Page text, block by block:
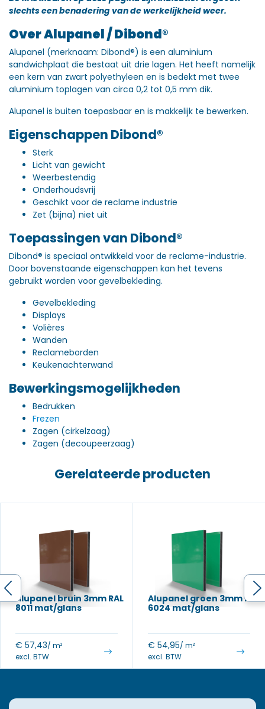
slechts een benadering van de werkelijkheid weer.
Over Alupanel / Dibond®
Alupanel (merknaam: Dibond®) is een aluminium
sandwichplaat die bestaat uit drie lagen. Het heeft namelijk
een kern van zwart polyethyleen en is bedekt met twee
aluminium toplagen van circa 0,2 tot 0,5 mm dik.
Alupanel is buiten toepasbaar en is makkelijk te bewerken.
Eigenschappen Dibond®
Sterk
Licht van gewicht
Weerbestendig
Onderhoudsvrij
Geschikt voor de reclame industrie
Zet (bijna) niet uit
Toepassingen van Dibond®
Dibond® is speciaal ontwikkeld voor de reclame-industrie.
Door bovenstaande eigenschappen kan het tevens
gebruikt worden voor gevelbekleding.
Gevelbekleding
Displays
Volières
Wanden
Reclameborden
Keukenachterwand
Bewerkingsmogelijkheden
Bedrukken
Frezen
Zagen (cirkelzaag)
Zagen (decoupeerzaag)
Gerelateerde producten
Alupanel bruin 3mm RAL
8011 mat/glans
€ 57,43/ m²
excl. BTW
Alupanel groen 3mm RAL
6024 mat/glans
€ 54,95/ m²
excl. BTW